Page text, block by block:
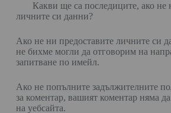
Какви ще са последиците, ако не
личните си данни?
Ако не ни предоставите личните си
не бихме могли да отговорим на
запитване по имейл.
Ако не попълните задължителните
за коментар, вашият коментар няма
на уебсайта.